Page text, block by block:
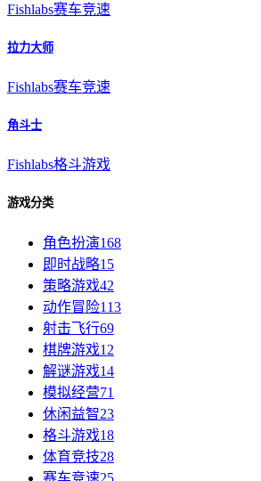
Fishlabs赛车竞速
拉力大师
Fishlabs赛车竞速
角斗士
Fishlabs格斗游戏
游戏分类
角色扮演168
即时战略15
策略游戏42
动作冒险113
射击飞行69
棋牌游戏12
解谜游戏14
模拟经营71
休闲益智23
格斗游戏18
体育竞技28
赛车竞速25